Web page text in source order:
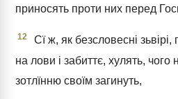
приносять проти них перед
12
Сї ж, як безсловесні
на лови і забиттє, хулять, чого
зотлїнню своїм загинуть,